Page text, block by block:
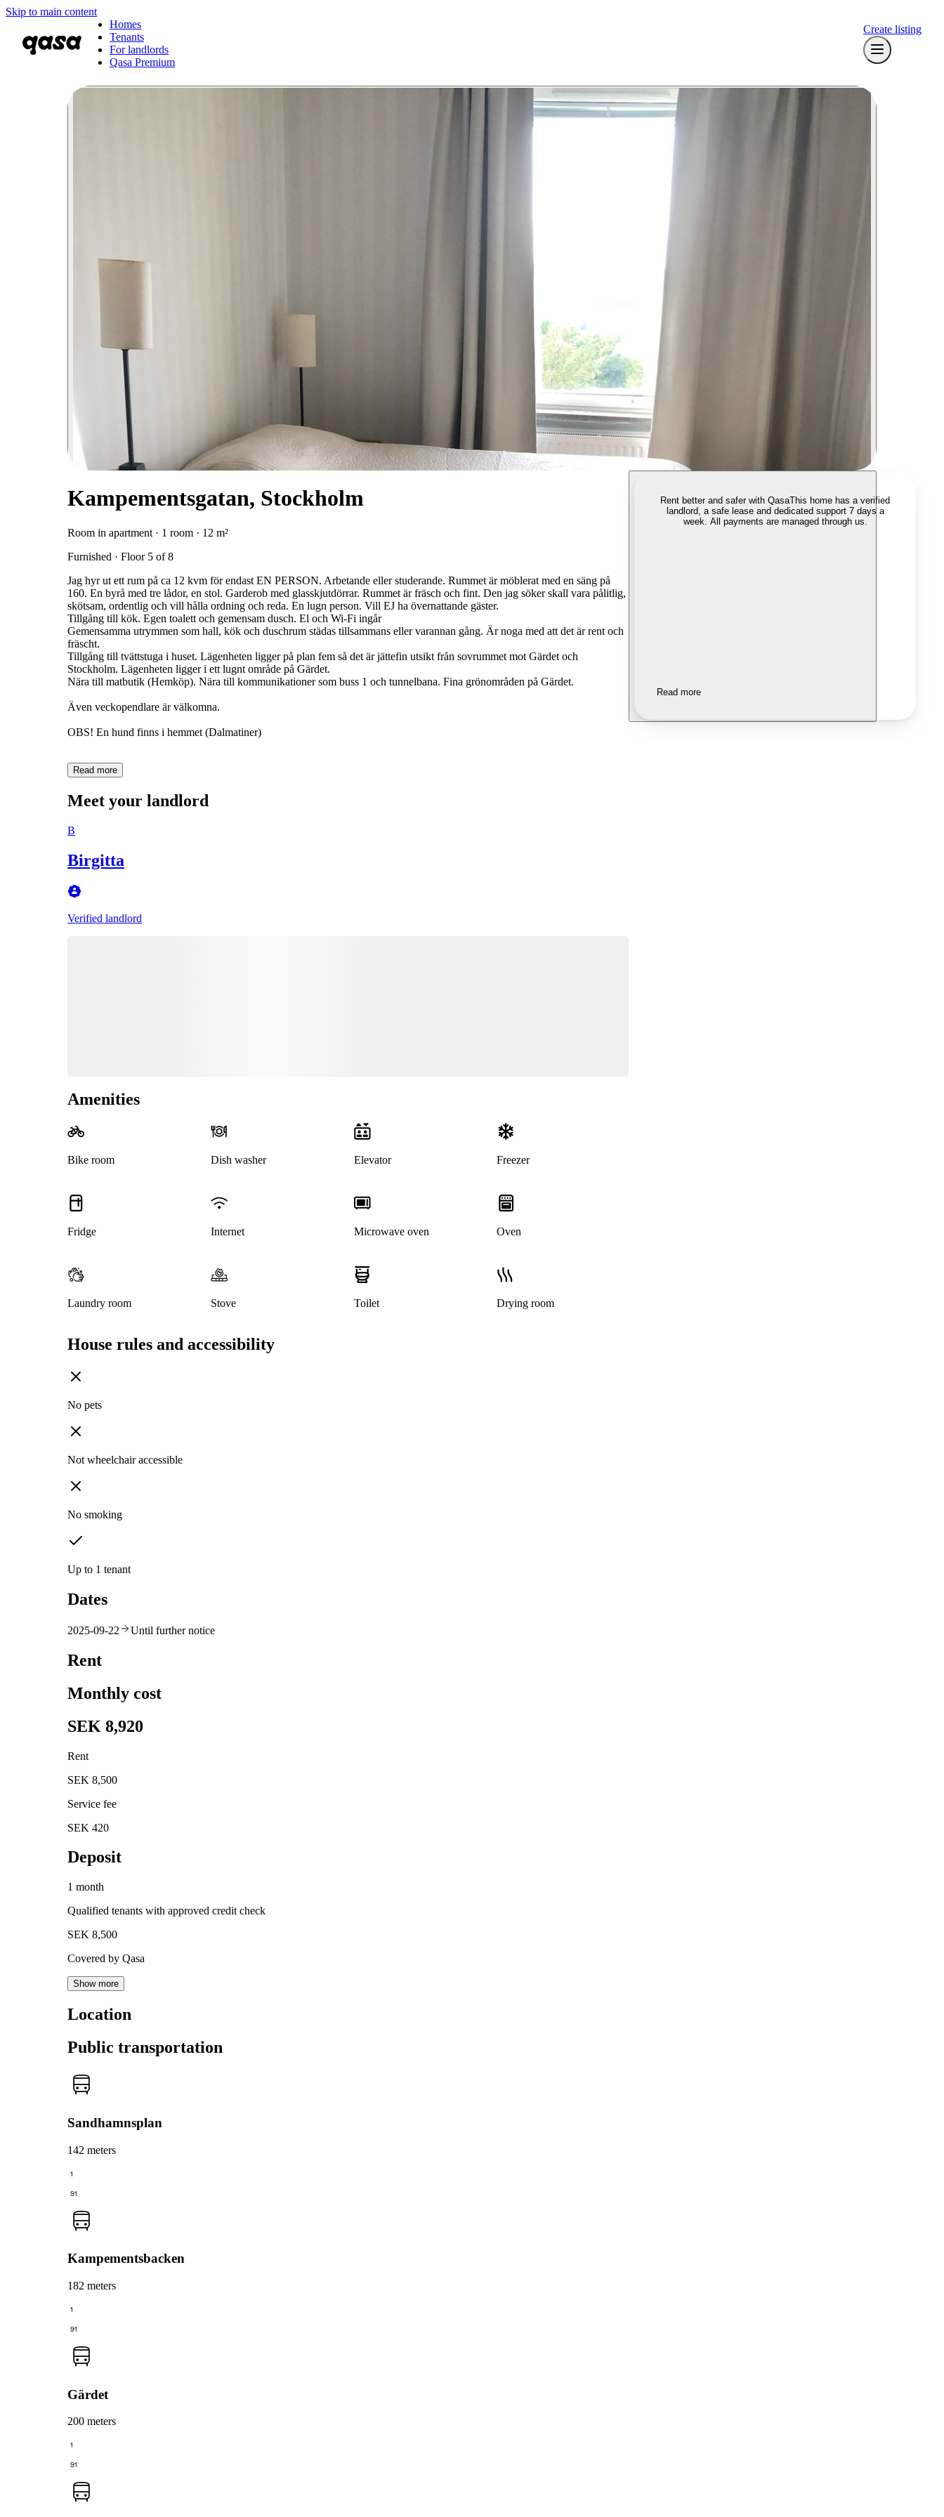
Skip to main content
Homes
Tenants
For landlords
Qasa Premium
Create listing
Kampementsgatan, Stockholm
Room in apartment · 1 room · 12 m²
Furnished · Floor 5 of 8
Jag hyr ut ett rum på ca 12 kvm för endast EN PERSON. Arbetande eller studerande. Rummet är möblerat med en säng på
160. En byrå med tre lådor, en stol. Garderob med glasskjutdörrar. Rummet är fräsch och fint. Den jag söker skall vara pålitlig,
skötsam, ordentlig och vill hålla ordning och reda. En lugn person. Vill EJ ha övernattande gäster.
Tillgång till kök. Egen toalett och gemensam dusch. El och Wi-Fi ingår
Gemensamma utrymmen som hall, kök och duschrum städas tillsammans eller varannan gång. Är noga med att det är rent och
fräscht.
Tillgång till tvättstuga i huset. Lägenheten ligger på plan fem så det är jättefin utsikt från sovrummet mot Gärdet och
Stockholm. Lägenheten ligger i ett lugnt område på Gärdet.
Nära till matbutik (Hemköp). Nära till kommunikationer som buss 1 och tunnelbana. Fina grönområden på Gärdet.
Även veckopendlare är välkomna.
OBS! En hund finns i hemmet (Dalmatiner)
Read more
Meet your landlord
B
Birgitta
Verified landlord
Amenities
Bike room Dish washer Elevator Freezer
Fridge Internet Microwave oven Oven
Laundry room Stove Toilet Drying room
House rules and accessibility
No pets
Not wheelchair accessible
No smoking
Up to 1 tenant
Dates
2025-09-22 Until further notice
Rent
Monthly cost
SEK 8,920
Rent
SEK 8,500
Service fee
SEK 420
Deposit
1 month
Qualified tenants with approved credit check
SEK 8,500
Covered by Qasa
Show more
Location
Public transportation
Sandhamnsplan
142 meters
1
91
Kampementsbacken
182 meters
1
91
Gärdet
200 meters
1
91
Rent better and safer with QasaThis home has a verified
landlord, a safe lease and dedicated support 7 days a
week. All payments are managed through us.
Read more